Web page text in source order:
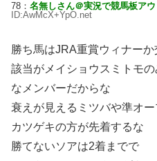
78： 名無しさん＠実況で競馬板アウ
ID:AwMcX+YpO.net
勝ち馬はJRA重賞ウィナー
該当がメイショウスミトモ
なメンバーだからな
衰えが見えるミツバや準オ
カツゲキの方が先着するな
勝てないソアは2着までで